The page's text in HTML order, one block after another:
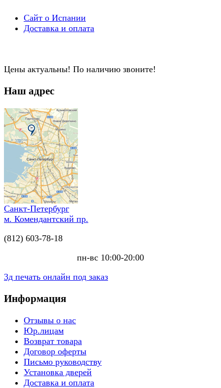
Сайт о Испании
Доставка и оплата
Цены актуальны! По наличию звоните!
Наш адрес
Санкт-Петербург
м. Комендантский пр.
(812) 603-78-18
пн-вс 10:00-20:00
3д печать онлайн под заказ
Информация
Отзывы о нас
Юр.лицам
Возврат товара
Договор оферты
Письмо руководству
Установка дверей
Доставка и оплата